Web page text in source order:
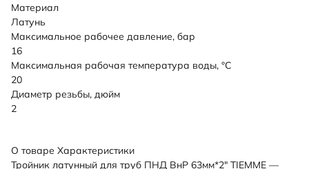
Материал
Латунь
Максимальное рабочее давление, бар
16
Максимальная рабочая температура воды, °C
20
Диаметр резьбы, дюйм
2
О товаре Характеристики
Тройник латунный для труб ПНД ВнР 63мм*2" TIEMME —